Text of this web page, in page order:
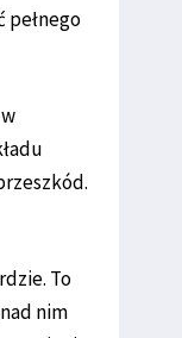
pełnego
To
nim